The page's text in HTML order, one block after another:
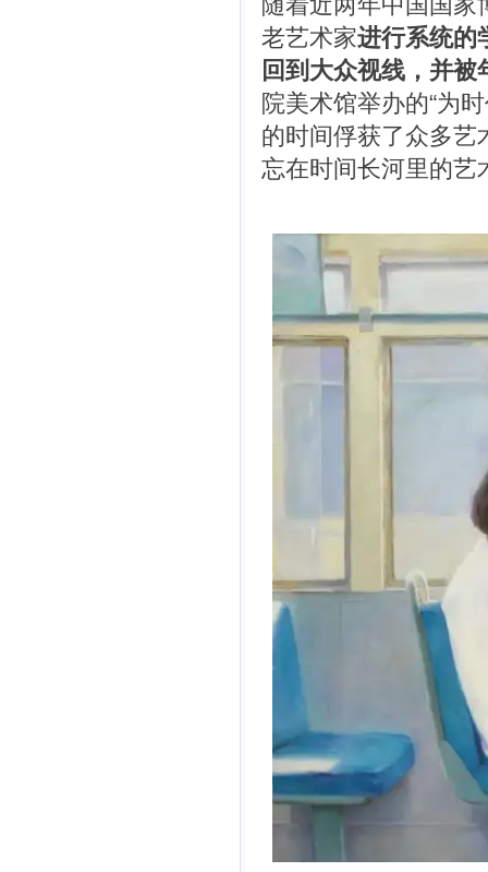
老艺术家进行系统的
回到大众视线，并
院美术馆举办的“为
的时间俘获了众多艺
忘在时间长河里的艺